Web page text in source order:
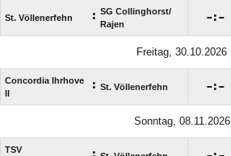
St. Völlenerfehn : SG Collinghorst/​
Rajen
:
Freitag, 30.10.2026
Concordia Ihrhove
II
: St. Völlenerfehn :
Sonntag, 08.11.2026
TSV